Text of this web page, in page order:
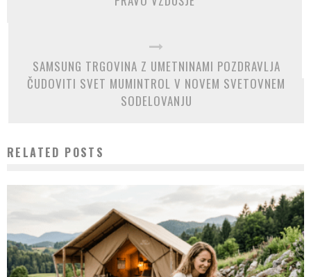
SAMSUNG TRGOVINA Z UMETNINAMI POZDRAVLJA
ČUDOVITI SVET MUMINTROL V NOVEM SVETOVNEM
SODELOVANJU
RELATED POSTS